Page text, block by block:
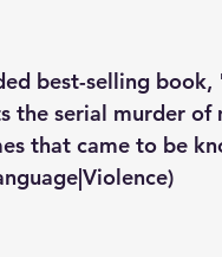
best-selling
the serial murder
that came to be